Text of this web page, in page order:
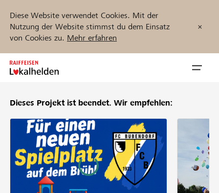
Diese Website verwendet Cookies. Mit der
Nutzung der Website stimmst du dem Einsatz
von Cookies zu. Mehr erfahren
Zum
Inhalt
Unterstützen
Projekte und Organisationen finden
Dieses Projekt ist beendet. Wir empfehlen: